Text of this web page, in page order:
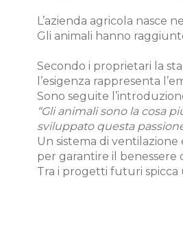
L’azienda agricola nasce
Gli animali hanno
Secondo i proprietari la
l’esigenza rappresenta
Sono seguite
“Gli animali sono la cosa
sviluppato questa
Un sistema di
per garantire il benessere
Tra i progetti futuri